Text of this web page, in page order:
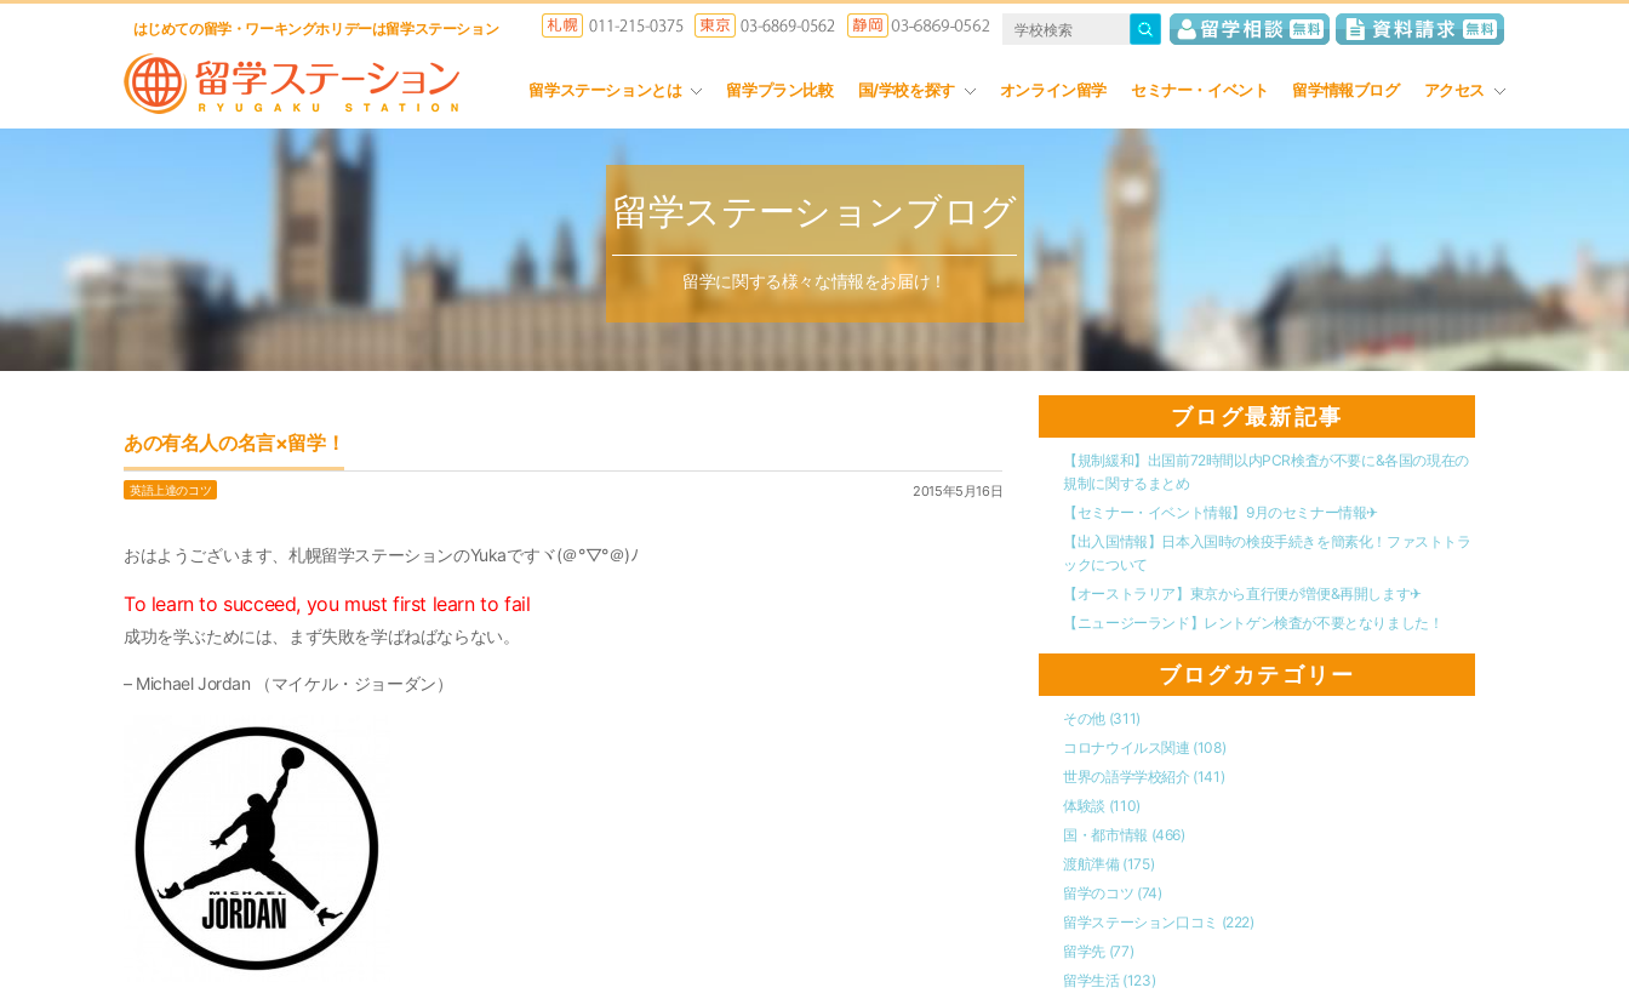
はじめての留学・ワーキングホリデーは留学ステーション
留学ステーションとは 留学プラン比較 国/学校を探す オンライン留学 セミナー・イベント 留学情報ブログ アクセス
留学ステーションブログ
留学に関する様々な情報をお届け！
あの有名人の名言×留学！
英語上達のコツ 2015年5月16日
おはようございます、札幌留学ステーションのYukaですヾ(＠°▽°＠)ﾉ
To learn to succeed, you must first learn to fail
成功を学ぶためには、まず失敗を学ばねばならない。
– Michael Jordan （マイケル・ジョーダン）
ブログ最新記事
【規制緩和】出国前72時間以内PCR検査が不要に&各国の現在の
規制に関するまとめ
【セミナー・イベント情報】9月のセミナー情報✈︎
【出入国情報】日本入国時の検疫手続きを簡素化！ファストトラ
ックについて
【オーストラリア】東京から直行便が増便&再開します✈︎
【ニュージーランド】レントゲン検査が不要となりました！
ブログカテゴリー
その他 (311)
コロナウイルス関連 (108)
世界の語学学校紹介 (141)
体験談 (110)
国・都市情報 (466)
渡航準備 (175)
留学のコツ (74)
留学ステーション口コミ (222)
留学先 (77)
留学生活 (123)